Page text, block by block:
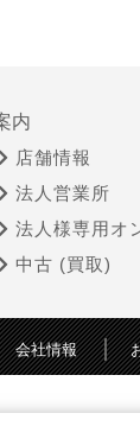
内
店舗情報
法人営業所
法人様専用オ
中古 (買取)
会社情報